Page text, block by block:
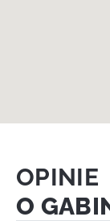
OPINIE
O